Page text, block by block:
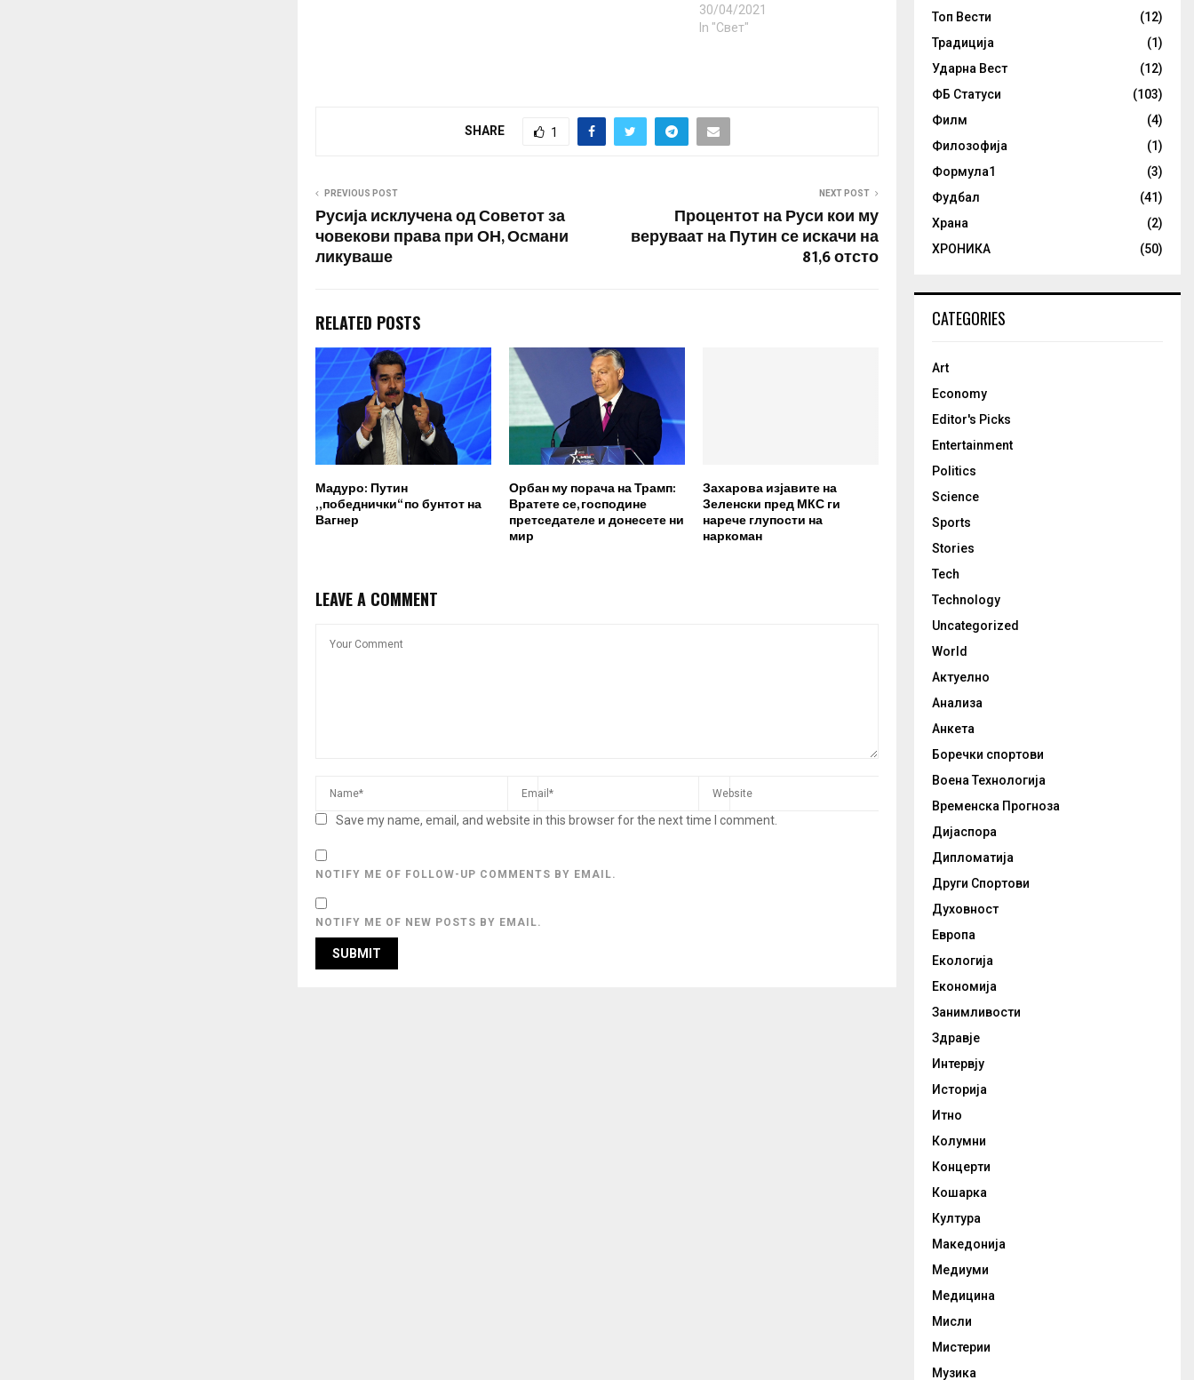
распоредување на странски
платеници, неколку
30/04/2021
In "Свет"
SHARE 1
PREVIOUS POST
Русија исклучена од Советот за
човекови права при ОН, Османи
ликуваше
NEXT POST
Процентот на Руси кои му
веруваат на Путин се искачи на
81,6 отсто
RELATED POSTS
Мадуро: Путин
„победнички“ по бунтот на
Вагнер
Орбан му порача на Трамп:
Вратете се, господине
претседателе и донесете ни
мир
Захарова изјавите на
Зеленски пред МКС ги
нарече глупости на
наркоман
LEAVE A COMMENT
Save my name, email, and website in this browser for the next time I comment.
NOTIFY ME OF FOLLOW-UP COMMENTS BY EMAIL.
NOTIFY ME OF NEW POSTS BY EMAIL.
Топ Вести
(12)
Традиција
(1)
Ударна Вест
(12)
ФБ Статуси
(103)
Филм
(4)
Филозофија
(1)
Формула1
(3)
Фудбал
(41)
Храна
(2)
ХРОНИКА
(50)
CATEGORIES
Art
Economy
Editor's Picks
Entertainment
Politics
Science
Sports
Stories
Tech
Technology
Uncategorized
World
Актуелно
Анализа
Анкета
Боречки спортови
Воена Технологија
Временска Прогноза
Дијаспора
Дипломатија
Други Спортови
Духовност
Европа
Екологија
Економија
Занимливости
Здравје
Интервју
Историја
Итно
Колумни
Концерти
Кошарка
Култура
Македонија
Медиуми
Медицина
Мисли
Мистерии
Музика